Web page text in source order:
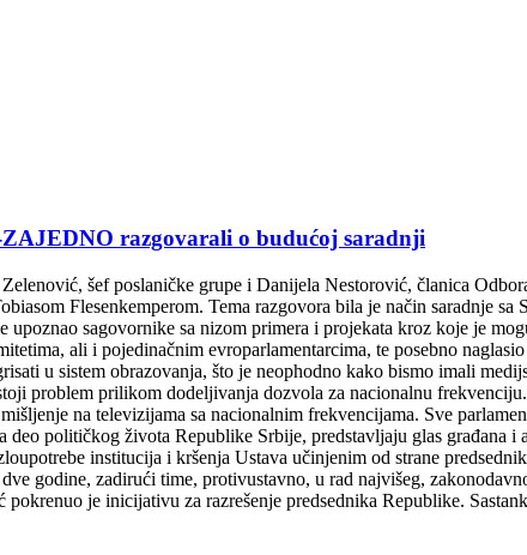
razgovarali o budućoj saradnji
šef poslaničke grupe i Danijela Nestorović, članica
Flesenkemperom. Tema razgovora bila je način saradnje
upoznao sagovornike sa nizom primera i projekata kroz koje je
ali i pojedinačnim evroparlamentarcima, te posebno
u sistem obrazovanja, što je neophodno kako bismo imali
problem prilikom dodeljivanja dozvola za nacionalnu
na televizijama sa nacionalnim frekvencijama. Sve
političkog života Republike Srbije, predstavljaju glas građana
institucija i kršenja Ustava učinjenim od strane
godine, zadirući time, protivustavno, u rad najvišeg,
je inicijativu za razrešenje predsednika Republike.